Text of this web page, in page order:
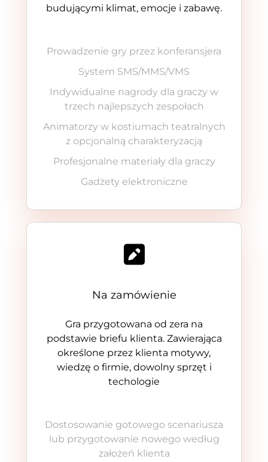
budującymi klimat, emocje i zabawę.
Prowadzenie gry przez konferansjera
System SMS/MMS/VMS
Indywidualne nagrody dla graczy w
trzech najlepszych zespołach
Animatorzy w kostiumach teatralnych
z opcjonalną charakteryzacją
Profesjonalne materiały dla graczy
Gadżety elektroniczne
Na zamówienie
Gra przygotowana od zera na
podstawie briefu klienta. Zawierająca
określone przez klienta motywy,
wiedzę o firmie, dowolny sprzęt i
techologie
Dostosowanie gotowego scenariusza
lub przygotowanie nowego według
założeń klienta